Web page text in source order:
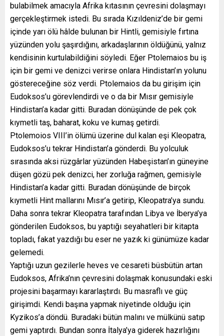
bulabilmek amacıyla Afrika kıtasının çevresini dolaşmayı
gerçekleştirmek istedi. Bu sırada Kızıldeniz’de bir gemi
içinde yarı ölü hâlde bulunan bir Hintli, gemisiyle fırtına
yüzünden yolu şaşırdığını, arkadaşlarının öldüğünü, yalnız
kendisinin kurtulabildiğini söyledi. Eğer Ptolemaios bu iş
için bir gemi ve denizci verirse onlara Hindistan’ın yolunu
göstereceğine söz verdi. Ptolemaios da bu girişim için
Eudoksos’u görevlendirdi ve o da bir Mısır gemisiyle
Hindistan’a kadar gitti. Buradan dönüşünde de pek çok
kıymetli taş, baharat, koku ve kumaş getirdi.
Ptolemoios VIII’in ölümü üzerine dul kalan eşi Kleopatra,
Eudoksos’u tekrar Hindistan’a gönderdi. Bu yolculuk
sırasında aksi rüzgârlar yüzünden Habeşistan’ın güneyine
düşen gözü pek denizci, her zorluğa rağmen, gemisiyle
Hindistan’a kadar gitti. Buradan dönüşünde de birçok
kıymetli Hint mallarını Mısır’a getirip, Kleopatra’ya sundu.
Daha sonra tekrar Kleopatra tarafından Libya ve İberya’ya
gönderilen Eudoksos, bu yaptığı seyahatleri bir kitapta
topladı, fakat yazdığı bu eser ne yazık ki günümüze kadar
gelemedi.
Yaptığı uzun gezilerle heves ve cesareti büsbütün artan
Eudoksos, Afrika’nın çevresini dolaşmak konusundaki eski
projesini başarmayı kararlaştırdı. Bu masraflı ve güç
girişimdi. Kendi başına yapmak niyetinde olduğu için
Kyzikos’a döndü. Buradaki bütün malını ve mülkünü satıp
gemi yaptırdı. Bundan sonra İtalya’ya giderek hazırlığını